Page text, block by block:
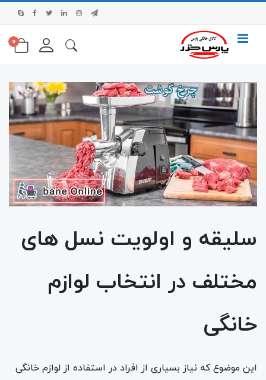
0
سلیقه و اولویت نسل های
مختلف در انتخاب لوازم
خانگی
این موضوع که نیاز بسیاری از افراد در استفاده از لوازم خانگی